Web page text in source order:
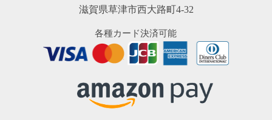
滋賀県草津市西大路町4-32
各種カード決済可能